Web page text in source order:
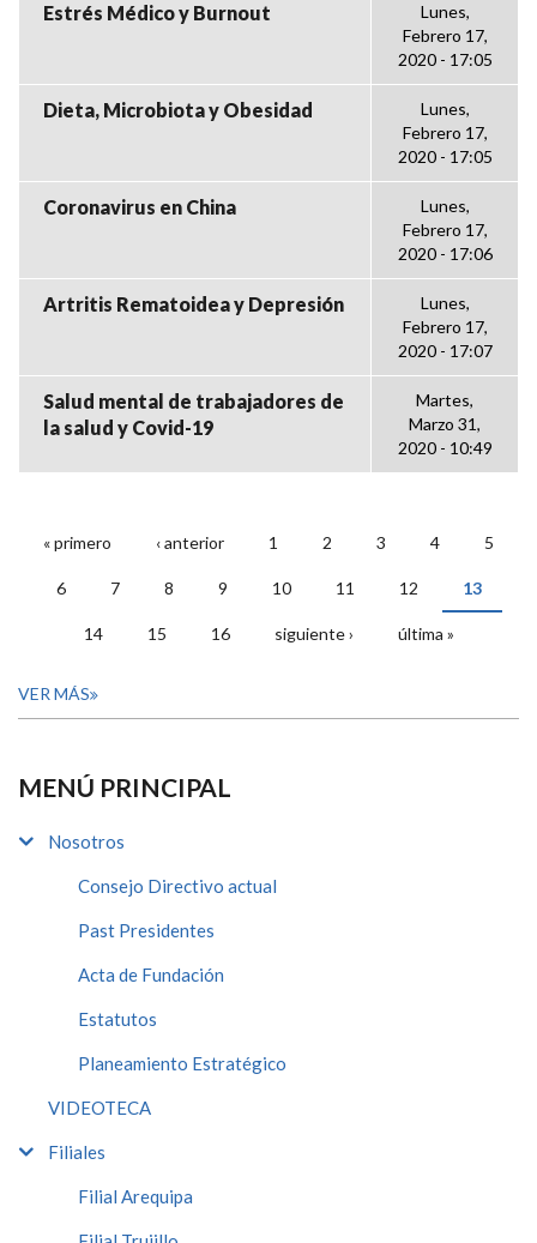
Estrés Médico y Burnout
Lunes,
Febrero 17,
2020 - 17:05
Dieta, Microbiota y Obesidad
Lunes,
Febrero 17,
2020 - 17:05
Coronavirus en China
Lunes,
Febrero 17,
2020 - 17:06
Artritis Rematoidea y Depresión
Lunes,
Febrero 17,
2020 - 17:07
Salud mental de trabajadores de
la salud y Covid-19
Martes,
Marzo 31,
2020 - 10:49
PÁGINAS
« primero ‹ anterior 1 2 3 4 5
6 7 8 9 10 11 12 13
14 15 16 siguiente › última »
VER MÁS
MENÚ PRINCIPAL
Nosotros
Consejo Directivo actual
Past Presidentes
Acta de Fundación
Estatutos
Planeamiento Estratégico
VIDEOTECA
Filiales
Filial Arequipa